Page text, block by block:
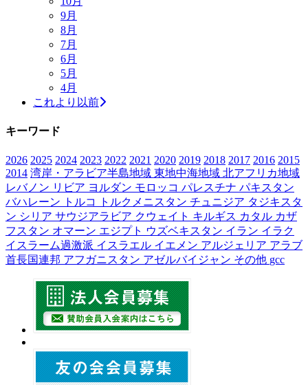
9月
8月
7月
6月
5月
4月
これより以前
キーワード
2026 2025 2024 2023 2022 2021 2020 2019 2018 2017 2016 2015
2014 湾岸・アラビア半島地域 東地中海地域 北アフリカ地域
レバノン リビア ヨルダン モロッコ パレスチナ パキスタン
バハレーン
トルコ トルクメニスタン チュニジア タジキスタ
ン シリア サウジアラビア クウェイト キルギス カタル カザ
フスタン オマーン エジプト ウズベキスタン イラン イラク
イスラーム過激派 イスラエル イエメン アルジェリア アラブ
首長国連邦 アフガニスタン アゼルバイジャン その他 gcc